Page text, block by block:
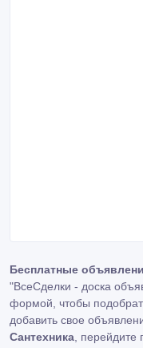
Бесплатные
"ВсеСделки - доска
формой, чтобы
добавить свое
Сантехника , перейдите